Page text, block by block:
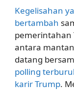
Kegelisahan
bertambah
pemerintahan
antara
datang
polling
karir Trump.